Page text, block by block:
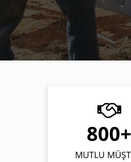
800+
MUTLU